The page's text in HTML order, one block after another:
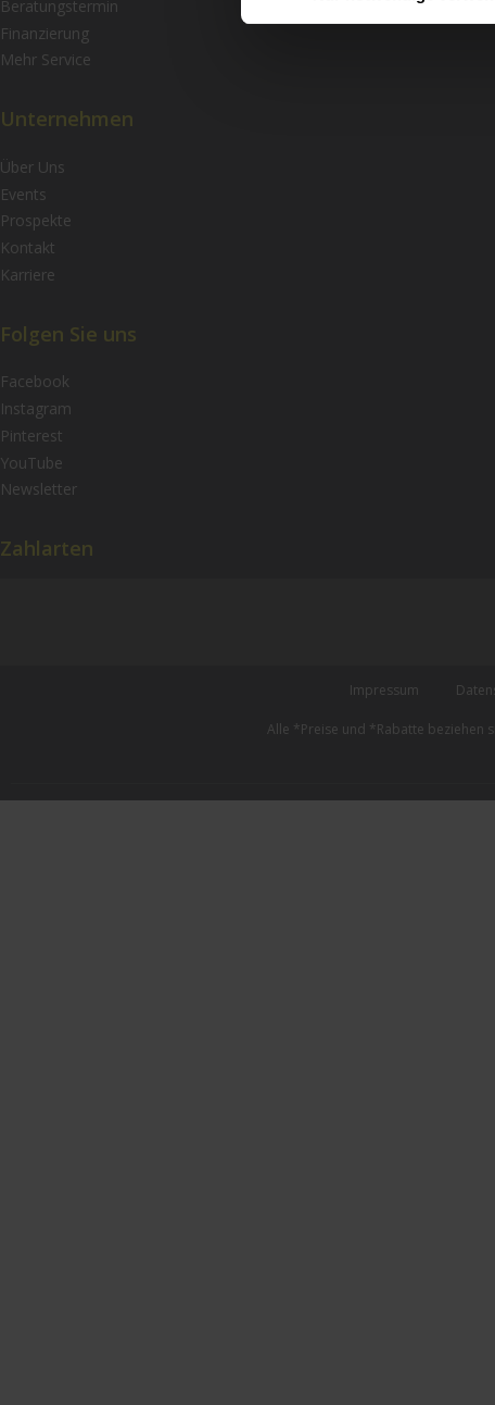
Beratungstermin
Finanzierung
Mehr Service
Unternehmen
Über Uns
Events
Prospekte
Kontakt
Karriere
Folgen Sie uns
Facebook
Instagram
Pinterest
YouTube
Newsletter
Zahlarten
Impressum
Alle *Preise und *Rabatte beziehen